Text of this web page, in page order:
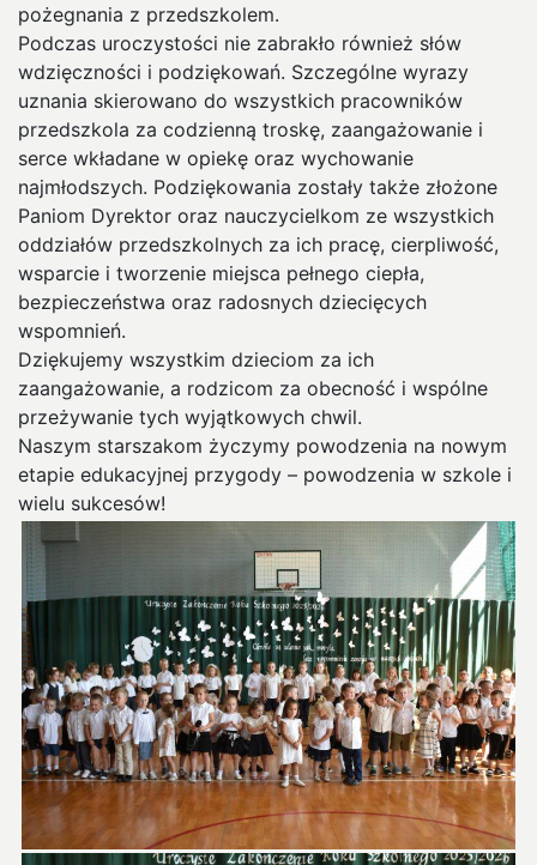
pożegnania z przedszkolem.
Podczas uroczystości nie zabrakło również słów
wdzięczności i podziękowań. Szczególne wyrazy
uznania skierowano do wszystkich pracowników
przedszkola za codzienną troskę, zaangażowanie i
serce wkładane w opiekę oraz wychowanie
najmłodszych. Podziękowania zostały także złożone
Paniom Dyrektor oraz nauczycielkom ze wszystkich
oddziałów przedszkolnych za ich pracę, cierpliwość,
wsparcie i tworzenie miejsca pełnego ciepła,
bezpieczeństwa oraz radosnych dziecięcych
wspomnień.
Dziękujemy wszystkim dzieciom za ich
zaangażowanie, a rodzicom za obecność i wspólne
przeżywanie tych wyjątkowych chwil.
Naszym starszakom życzymy powodzenia na nowym
etapie edukacyjnej przygody – powodzenia w szkole i
wielu sukcesów!